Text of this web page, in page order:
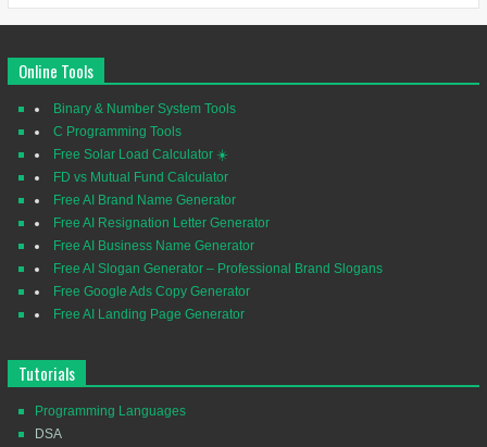
Online Tools
Binary & Number System Tools
C Programming Tools
Free Solar Load Calculator ☀️
FD vs Mutual Fund Calculator
Free AI Brand Name Generator
Free AI Resignation Letter Generator
Free AI Business Name Generator
Free AI Slogan Generator – Professional Brand Slogans
Free Google Ads Copy Generator
Free AI Landing Page Generator
Tutorials
Programming Languages
DSA